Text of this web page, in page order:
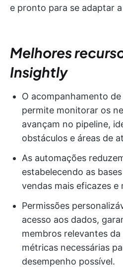
e pronto para se adaptar
Melhores
Insightly
O acompanhamento
permite monitorar os
avançam no pipeline,
obstáculos e áreas de
As automações
estabelecendo as
vendas mais eficazes e
Permissões
acesso aos dados,
membros relevantes da
métricas necessárias
desempenho possível.